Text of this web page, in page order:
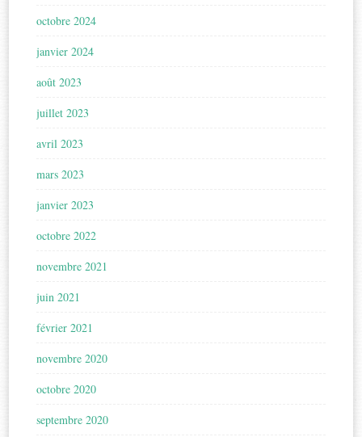
octobre 2024
janvier 2024
août 2023
juillet 2023
avril 2023
mars 2023
janvier 2023
octobre 2022
novembre 2021
juin 2021
février 2021
novembre 2020
octobre 2020
septembre 2020